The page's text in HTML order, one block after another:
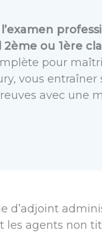
ou 1ère
pour
vous entraîner
avec une
d’adjoint
les agents non